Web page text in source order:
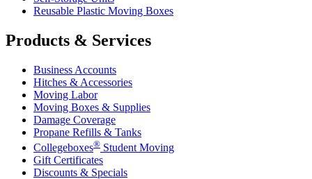
Reusable Plastic Moving Boxes
Products & Services
Business Accounts
Hitches & Accessories
Moving Labor
Moving Boxes & Supplies
Damage Coverage
Propane Refills & Tanks
Collegeboxes® Student Moving
Gift Certificates
Discounts & Specials